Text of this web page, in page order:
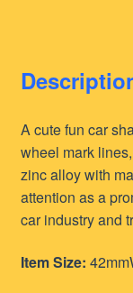
A cute fun car
wheel mark
zinc alloy with
attention as a
car industry and
Item Size: